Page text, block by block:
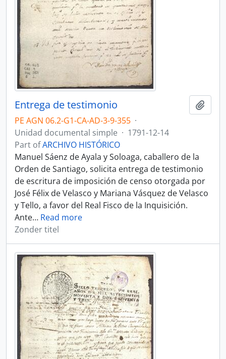
Entrega de testimonio
PE AGN 06.2-G1-CA-AD-3-9-355 ·
Unidad documental simple · 1791-12-14
Part ofARCHIVO HISTÓRICO
Manuel Sáenz de Ayala y Soloaga, caballero de la
Orden de Santiago, solicita entrega de testimonio
de escritura de imposición de censo otorgada por
José Félix de Velasco y Mariana Vásquez de Velasco
y Tello, a favor del Real Fisco de la Inquisición.
Ante… Read more
Zonder titel